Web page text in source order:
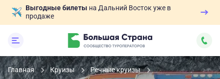
Выгодные билеты на Дальний Восток уже в
продаже
Главная Круизы
Речные круизы